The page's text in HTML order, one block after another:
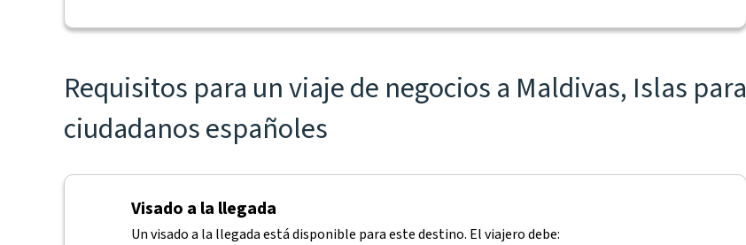
Requisitos para un viaje de negocios a Maldivas, Islas para
ciudadanos españoles
Visado a la llegada
Un visado a la llegada está disponible para este destino. El viajero debe: